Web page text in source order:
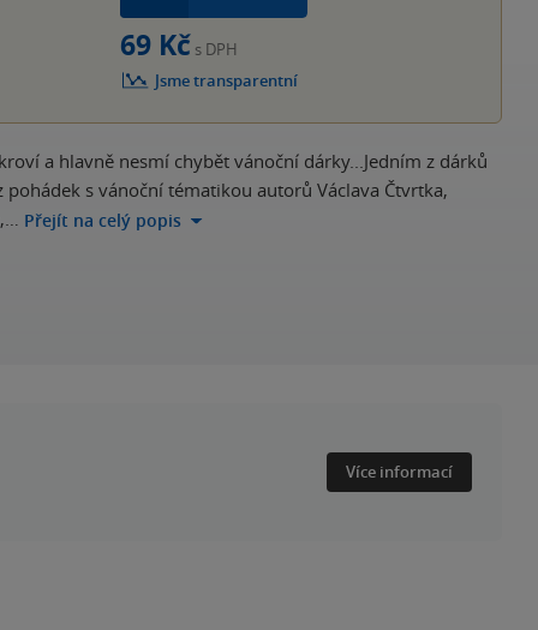
69 Kč s DPH
Jsme transparentní
a hlavně nesmí chybět vánoční dárky...Jedním z dárků
s vánoční tématikou autorů Václava Čtvrtka,
Přejít na celý popis
Více informací